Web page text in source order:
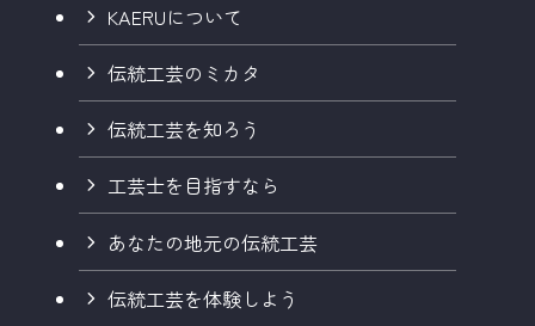
KAERUについて
伝統工芸のミカタ
伝統工芸を知ろう
工芸士を目指すなら
あなたの地元の伝統工芸
伝統工芸を体験しよう